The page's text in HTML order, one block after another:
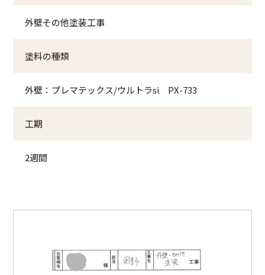
外壁その他塗装工事
塗料の種類
外壁：プレマテックス/ウルトラsi PX-733
工期
2週間